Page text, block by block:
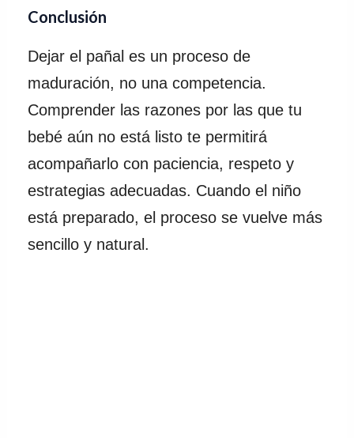
Conclusión
Dejar el pañal es un proceso de
maduración, no una competencia.
Comprender las razones por las que tu
bebé aún no está listo te permitirá
acompañarlo con paciencia, respeto y
estrategias adecuadas. Cuando el niño
está preparado, el proceso se vuelve más
sencillo y natural.